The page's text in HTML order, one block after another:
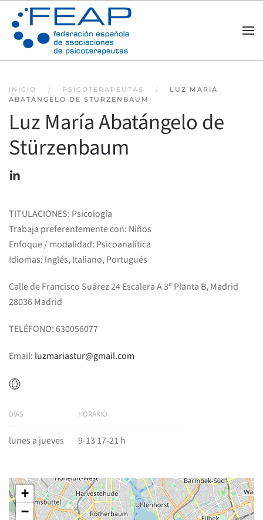
Skip to main content
INICIO PSICOTERAPEUTAS
LUZ MARÍA
ABATÁNGELO DE STÜRZENBAUM
Luz María Abatángelo de
Stürzenbaum
TITULACIONES: Psicología
Trabaja preferentemente con: Niños
Enfoque / modalidad: Psicoanalítica
Idiomas: Inglés, Italiano, Portugués
Calle de Francisco Suárez 24 Escalera A 3ª Planta B, Madrid
28036 Madrid
TELÉFONO: 630056077
Email: luzmariastur@gmail.com
DÍAS HORARIO
lunes a jueves 9-13 17-21 h
+
−